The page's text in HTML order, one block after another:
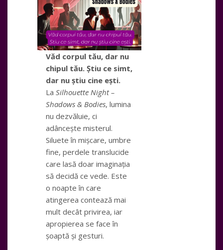
Văd corpul tău, dar nu
chipul tău. Știu ce simt,
dar nu știu cine ești.
La Silhouette Night –
Shadows & Bodies, lumina
nu dezvăluie, ci
adâncește misterul.
Siluete în mișcare, umbre
fine, perdele translucide
care lasă doar imaginația
să decidă ce vede. Este
o noapte în care
atingerea contează mai
mult decât privirea, iar
apropierea se face în
șoaptă și gesturi.